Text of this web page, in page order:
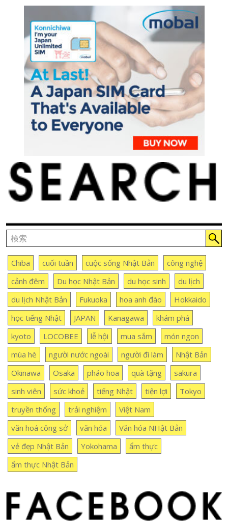
Chiba cuối tuần cuộc sống Nhật Bản
công nghệ
cảnh đêm
Du học Nhật Bản du học sinh
du lịch
du lịch Nhật Bản
Fukuoka hoa anh đào
Hokkaido
học tiếng Nhật
JAPAN Kanagawa
khám phá
kyoto
LOCOBEE lễ hội mua sắm
món ngon
mùa hè
người nước ngoài người đi làm
Nhật Bản
Okinawa
Osaka pháo hoa quà tặng
sakura
sinh viên
sức khoẻ tiếng Nhật tiện lợi
Tokyo
truyền thống
trải nghiệm
Việt Nam
văn hoá công sở
văn hóa
Văn hóa NHật Bản
vẻ đẹp Nhật Bản
Yokohama
ẩm thực
ẩm thực Nhật Bản